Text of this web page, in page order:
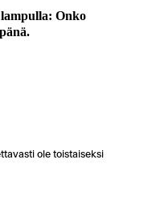
Onko
ole toistaiseksi